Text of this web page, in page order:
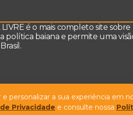
LIVRE é o mais completo site
política baiana e permite uma
personalizar a sua experiência
Privacidade e consulte nossa